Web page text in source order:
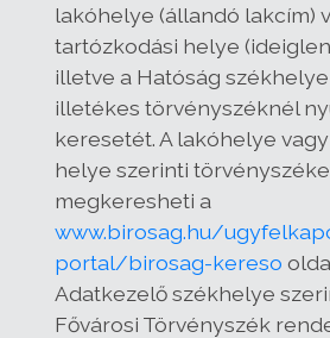
lakóhelye (állandó lakcím)
tartózkodási helye
illetve a Hatóság
illetékes törvényszéknél
keresetét. A lakóhelye
helye szerinti
megkeresheti a
www.birosag.hu/
portal/birosag-kereso
Adatkezelő székhelye
Fővárosi Törvényszék